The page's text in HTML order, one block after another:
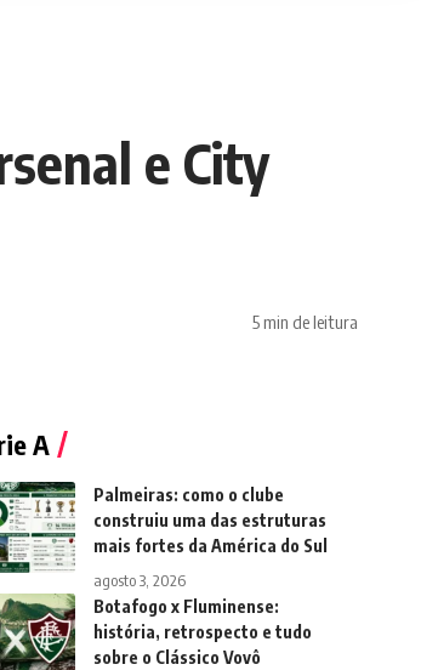
e City
5 min de leitura
A
Palmeiras: como o clube
construiu uma das estruturas
mais fortes da América do Sul
agosto 3, 2026
Botafogo x Fluminense:
história, retrospecto e tudo
sobre o Clássico Vovô